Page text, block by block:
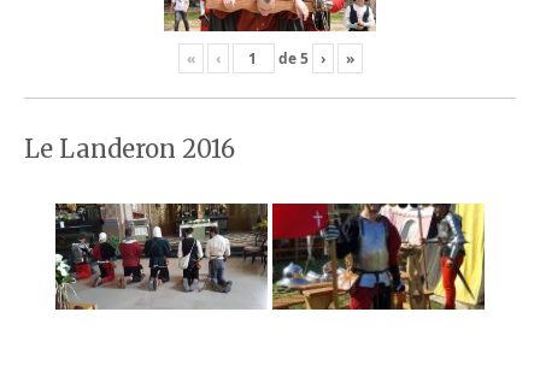
« ‹ de5 › »
Le Landeron 2016